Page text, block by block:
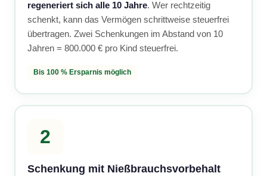
regeneriert sich alle 10 Jahre. Wer rechtzeitig
schenkt, kann das Vermögen schrittweise steuerfrei
übertragen. Zwei Schenkungen im Abstand von 10
Jahren = 800.000 € pro Kind steuerfrei.
Bis 100 % Ersparnis möglich
2
Schenkung mit Nießbrauchsvorbehalt